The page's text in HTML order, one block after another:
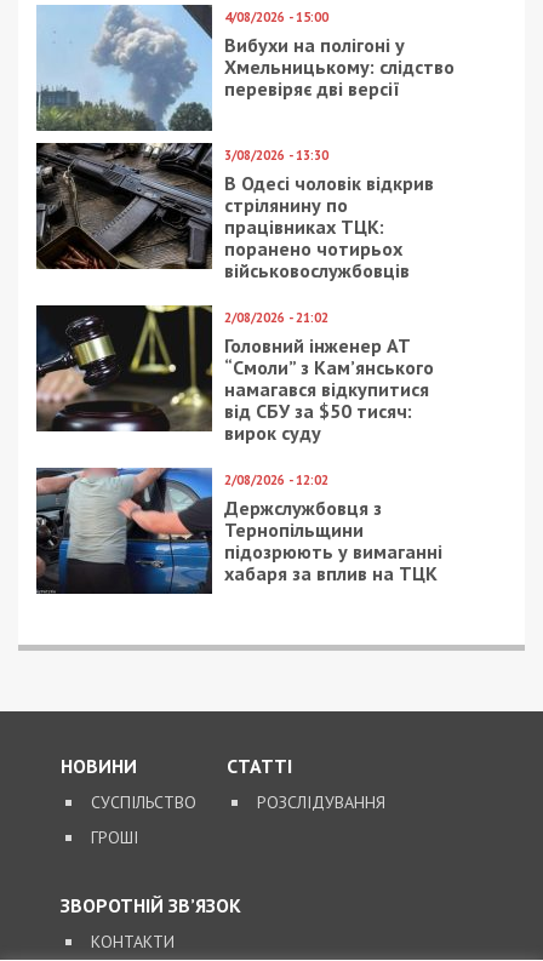
8/08/2026 - 13:00
Військовослужбовець і троє цивільних заробляли на
незаконному вивезенні бійців із військових частин
на Дніпропетровщині
8/08/2026 - 15:00
для виключення з
військового обліку
чоловік з військового
знищили, щоб прибрати